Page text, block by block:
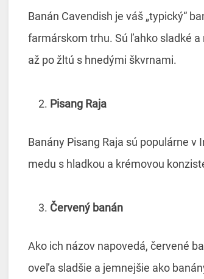
Banán Cavendish je váš „typický“
farmárskom trhu. Sú ľahko sladké
až po žltú s hnedými škvrnami.
Pisang Raja
Banány Pisang Raja sú populárne
medu s hladkou a krémovou
Červený banán
Ako ich názov napovedá, červené
oveľa sladšie a jemnejšie ako